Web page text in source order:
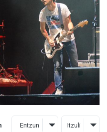
Entzun Itzuli